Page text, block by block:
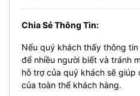
Chia Sẻ Thông Tin:
Nếu quý khách thấy thông
để nhiều người biết và tránh
hỗ trợ của quý khách sẽ giúp
của toàn thể khách hàng.